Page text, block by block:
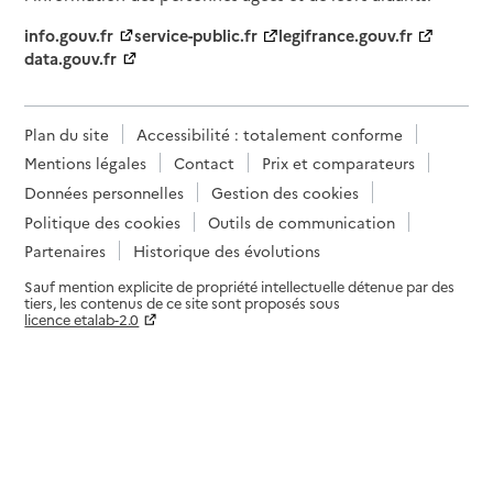
info.gouv.fr
service-public.fr
legifrance.gouv.fr
data.gouv.fr
Plan du site
Accessibilité : totalement conforme
Mentions légales
Contact
Prix et comparateurs
Données personnelles
Gestion des cookies
Politique des cookies
Outils de communication
Partenaires
Historique des évolutions
Sauf mention explicite de propriété intellectuelle détenue par des
tiers, les contenus de ce site sont proposés sous
licence etalab-2.0